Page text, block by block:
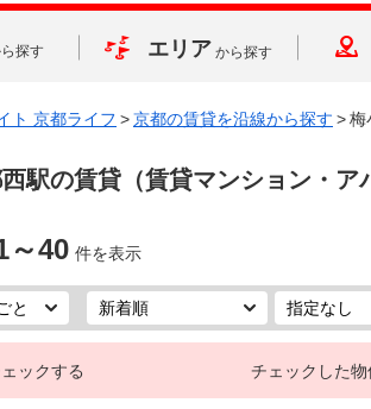
探す エリア から探す
ト 京都ライフ >京都の賃貸を沿線から探す >梅
駅の賃貸（賃貸マンション・ア
～40 件を表示
ックする チェックした物